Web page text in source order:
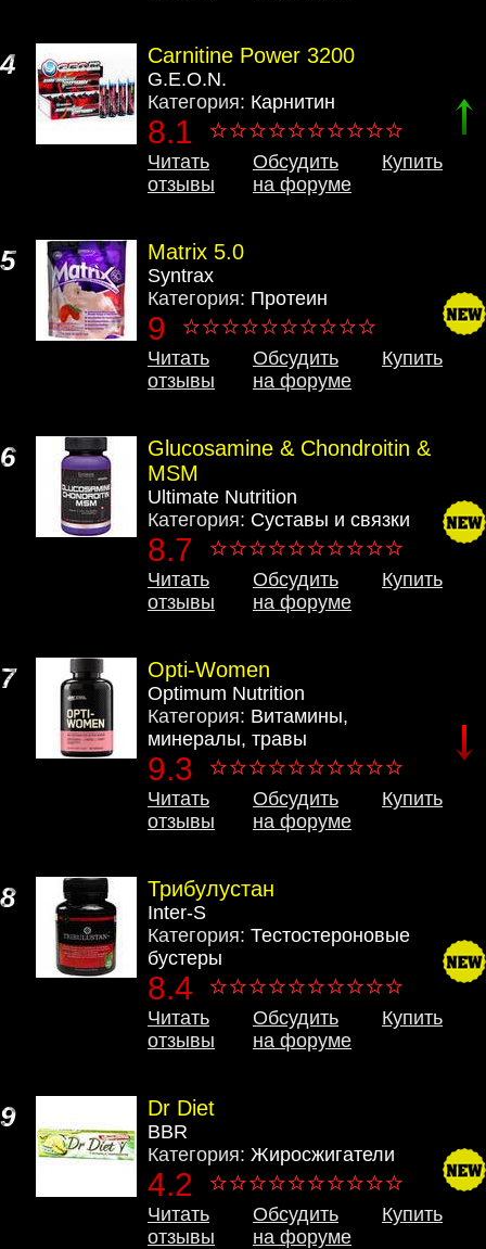
4 Carnitine Power 3200
G.E.O.N.
Категория: Карнитин
8.1
Читать
отзывы
Обсудить
на форуме
Купить
5 Matrix 5.0
Syntrax
Категория: Протеин
9
Читать
отзывы
Обсудить
на форуме
Купить
6
Glucosamine & Chondroitin &
MSM
Ultimate Nutrition
Категория: Суставы и связки
8.7
Читать
отзывы
Обсудить
на форуме
Купить
7 Opti-Women
Optimum Nutrition
Категория: Витамины,
минералы, травы
9.3
Читать
отзывы
Обсудить
на форуме
Купить
8 Трибулустан
Inter-S
Категория: Тестостероновые
бустеры
8.4
Читать
отзывы
Обсудить
на форуме
Купить
9 Dr Diet
BBR
Категория: Жиросжигатели
4.2
Читать
отзывы
Обсудить
на форуме
Купить